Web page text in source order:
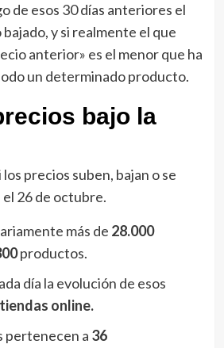
de esos 30 días anteriores el
y si realmente el que
anterior» es el menor que ha
un determinado producto.
bajo la
precios suben, bajan o se
26 de octubre.
más de 28.000
productos.
día la evolución de esos
online.
pertenecen a 36